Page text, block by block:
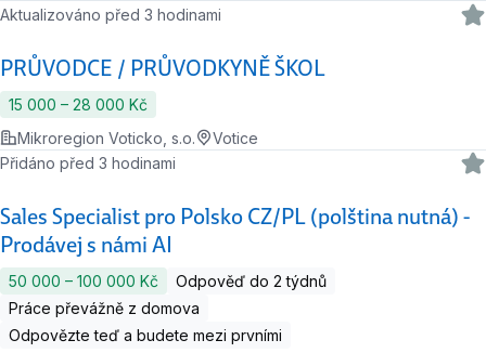
PRŮVODCE / PRŮVODKYNĚ ŠKOL
Aktualizováno před 3 hodinami
15 000 ‍–‍ 28 000 Kč
Mikroregion Voticko, s.o.
Votice
Sales Specialist pro Polsko CZ/PL (polština nutná) -
Prodávej s námi AI
Přidáno před 3 hodinami
50 000 ‍–‍ 100 000 Kč
Odpověď do 2 týdnů
Práce převážně z domova
Odpovězte teď a budete mezi prvními